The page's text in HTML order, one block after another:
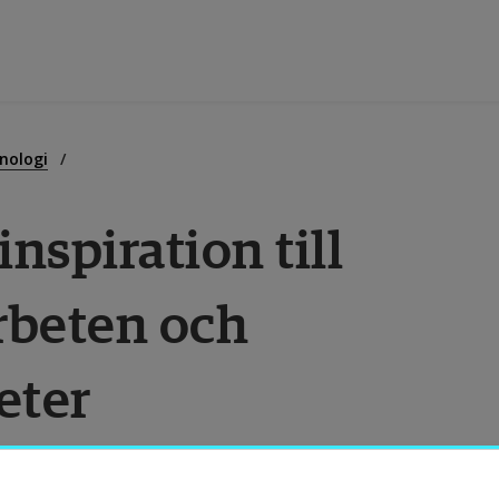
till
och
där studenter och företag möts för att
Högskolan